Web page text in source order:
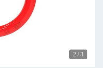
2 / 3